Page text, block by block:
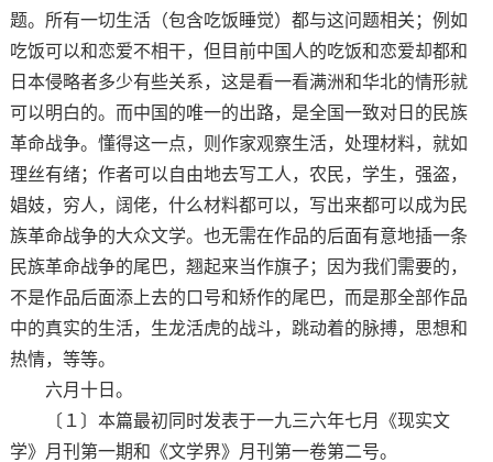
题。所有一切生活（包含吃饭睡觉）都与这问题相关；例如
吃饭可以和恋爱不相干，但目前中国人的吃饭和恋爱却都和
日本侵略者多少有些关系，这是看一看满洲和华北的情形就
可以明白的。而中国的唯一的出路，是全国一致对日的民族
革命战争。懂得这一点，则作家观察生活，处理材料，就如
理丝有绪；作者可以自由地去写工人，农民，学生，强盗，
娼妓，穷人，阔佬，什么材料都可以，写出来都可以成为民
族革命战争的大众文学。也无需在作品的后面有意地插一条
民族革命战争的尾巴，翘起来当作旗子；因为我们需要的，
不是作品后面添上去的口号和矫作的尾巴，而是那全部作品
中的真实的生活，生龙活虎的战斗，跳动着的脉搏，思想和
热情，等等。
六月十日。
〔１〕本篇最初同时发表于一九三六年七月《现实文
学》月刊第一期和《文学界》月刊第一卷第二号。